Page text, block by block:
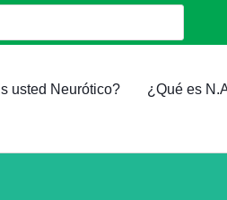
usted Neurótico? ¿Qué es